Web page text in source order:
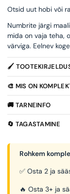
Otsid uut hobi või
Numbrite järgi
mida on vaja teha,
värviga. Eelnev
🖌️
🎨 MIS ON
🚚 TARNEINFO
🔄 TAGASTAMINE
Rohkem
✅ Osta 2 ja
🔥 Osta 3+ ja